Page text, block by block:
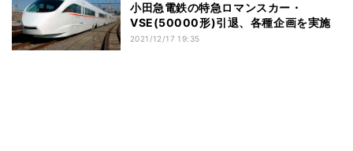
小田急電鉄の特急ロマンスカー・
VSE(50000形)引退、各種企画を実施
2021/12/17 19:35